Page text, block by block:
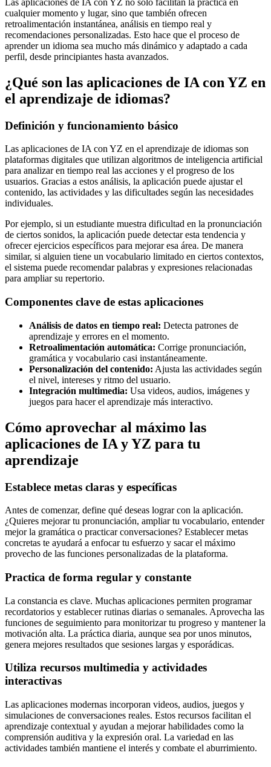
cualquier momento y lugar, sino que también ofrecen
retroalimentación instantánea, análisis en tiempo real y
recomendaciones personalizadas. Esto hace que el proceso de
aprender un idioma sea mucho más dinámico y adaptado a cada
perfil, desde principiantes hasta avanzados.
¿Qué son las aplicaciones de IA con YZ en
el aprendizaje de idiomas?
Definición y funcionamiento básico
Las aplicaciones de IA con YZ en el aprendizaje de idiomas son
plataformas digitales que utilizan algoritmos de inteligencia artificial
para analizar en tiempo real las acciones y el progreso de los
usuarios. Gracias a estos análisis, la aplicación puede ajustar el
contenido, las actividades y las dificultades según las necesidades
individuales.
Por ejemplo, si un estudiante muestra dificultad en la pronunciación
de ciertos sonidos, la aplicación puede detectar esta tendencia y
ofrecer ejercicios específicos para mejorar esa área. De manera
similar, si alguien tiene un vocabulario limitado en ciertos contextos,
el sistema puede recomendar palabras y expresiones relacionadas
para ampliar su repertorio.
Componentes clave de estas aplicaciones
Análisis de datos en tiempo real: Detecta patrones de
aprendizaje y errores en el momento.
Retroalimentación automática: Corrige pronunciación,
gramática y vocabulario casi instantáneamente.
Personalización del contenido: Ajusta las actividades según
el nivel, intereses y ritmo del usuario.
Integración multimedia: Usa videos, audios, imágenes y
juegos para hacer el aprendizaje más interactivo.
Cómo aprovechar al máximo las
aplicaciones de IA y YZ para tu
aprendizaje
Establece metas claras y específicas
Antes de comenzar, define qué deseas lograr con la aplicación.
¿Quieres mejorar tu pronunciación, ampliar tu vocabulario, entender
mejor la gramática o practicar conversaciones? Establecer metas
concretas te ayudará a enfocar tu esfuerzo y sacar el máximo
provecho de las funciones personalizadas de la plataforma.
Practica de forma regular y constante
La constancia es clave. Muchas aplicaciones permiten programar
recordatorios y establecer rutinas diarias o semanales. Aprovecha las
funciones de seguimiento para monitorizar tu progreso y mantener la
motivación alta. La práctica diaria, aunque sea por unos minutos,
genera mejores resultados que sesiones largas y esporádicas.
Utiliza recursos multimedia y actividades
interactivas
Las aplicaciones modernas incorporan videos, audios, juegos y
simulaciones de conversaciones reales. Estos recursos facilitan el
aprendizaje contextual y ayudan a mejorar habilidades como la
comprensión auditiva y la expresión oral. La variedad en las
actividades también mantiene el interés y combate el aburrimiento.